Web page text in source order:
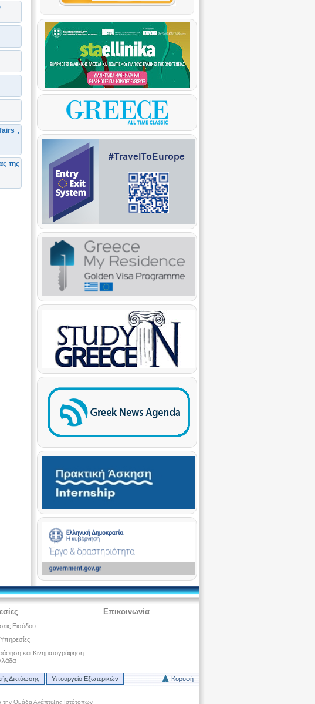
,
της
Εισόδου
και Κινηματογράφηση
Επικοινωνία
Δικτύωσης Υπουργείο Εξωτερικών Κορυφή
την Ομάδα Ανάπτυξης Ιστότοπων